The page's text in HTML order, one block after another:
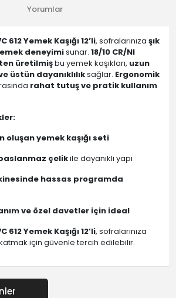
Yorumlar
612 Yemek Kaşığı 12’li, sofralarınıza şık
deneyimisunar. 18/10 CR/NI
üretilmişbu yemek kaşıkları, uzun
üstün dayanıklılıksağlar. Ergonomik
rahat tutuş ve pratik kullanım
oluşan yemek kaşığı seti
paslanmaz çelikile dayanıklı yapı
hassas programda
ve özel davetler için ideal
612 Yemek Kaşığı 12’li, sofralarınıza
için güvenle tercih edilebilir.